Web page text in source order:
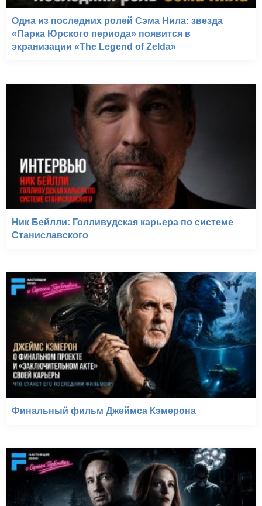
Одна из последних ролей Сэма Нила: звезда
«Парка Юрского периода» появится в
экранизации «The Legend of Zelda»
Ник Бейлли: Голливудская карьера по системе
Станиславского
Финальный фильм Джеймса Кэмерона